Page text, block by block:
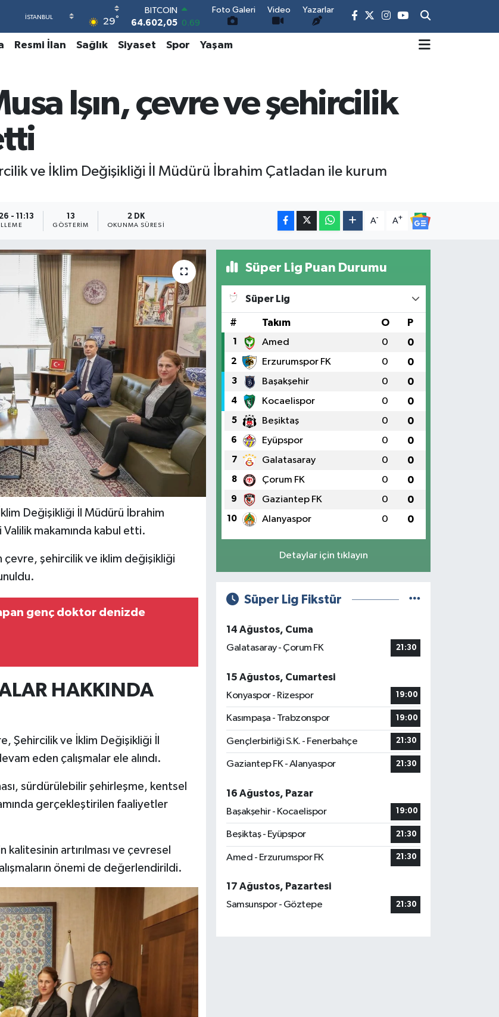
29°
DOLAR
47,5986 0.06
EURO
55,0700 0.1
6513.94
0.32
BİST100
Foto Galeri Video Yazarlar
Resmi İlan Sağlık Siyaset Spor Yaşam
Işın, çevre ve şehircilik
ve İklim Değişikliği İl Müdürü İbrahim Çatladan ile kurum
- 11:13 13
GÖSTERIM
2 DK
OKUNMA SÜRESI
A- A+
Değişikliği İl Müdürü İbrahim
makamında kabul etti.
şehircilik ve iklim değişikliği
genç doktor denizde
HAKKINDA
Şehircilik ve İklim Değişikliği İl
eden çalışmalar ele alındı.
sürdürülebilir şehirleşme, kentsel
gerçekleştirilen faaliyetler
artırılması ve çevresel
önemi de değerlendirildi.
Süper Lig Puan Durumu
Süper Lig
# Takım O P
1 Amed 0 0
2 Erzurumspor FK 0 0
3 Başakşehir 0 0
4 Kocaelispor 0 0
5 Beşiktaş 0 0
6 Eyüpspor 0 0
7 Galatasaray 0 0
8 Çorum FK 0 0
9 Gaziantep FK 0 0
10 Alanyaspor 0 0
Detaylar için tıklayın
Süper Lig Fikstür
14 Ağustos, Cuma
Galatasaray - Çorum FK
21:30
15 Ağustos, Cumartesi
Konyaspor - Rizespor
19:00
Kasımpaşa - Trabzonspor 19:00
Gençlerbirliği S.K. - Fenerbahçe 21:30
Gaziantep FK - Alanyaspor 21:30
16 Ağustos, Pazar
Başakşehir - Kocaelispor
19:00
Beşiktaş - Eyüpspor 21:30
Amed - Erzurumspor FK 21:30
17 Ağustos, Pazartesi
Samsunspor - Göztepe
21:30